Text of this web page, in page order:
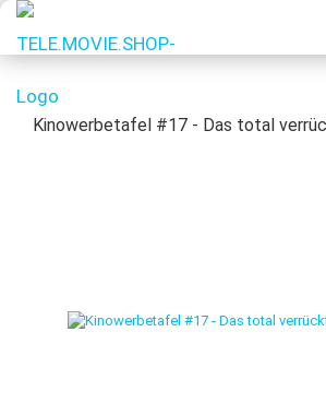
Kinowerbetafel #17 - Das total